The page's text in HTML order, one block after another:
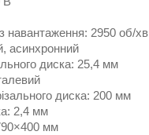
навантаження: 2950 об/хв
асинхронний
диска: 25,4 мм
диска: 200 мм
2,4 мм
мм